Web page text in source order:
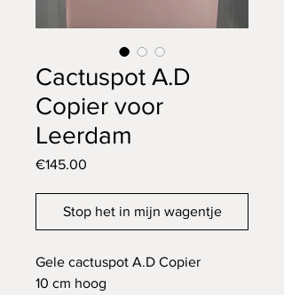
Cactuspot A.D
Copier voor
Leerdam
€145.00
Stop het in mijn wagentje
Gele cactuspot A.D Copier
10 cm hoog